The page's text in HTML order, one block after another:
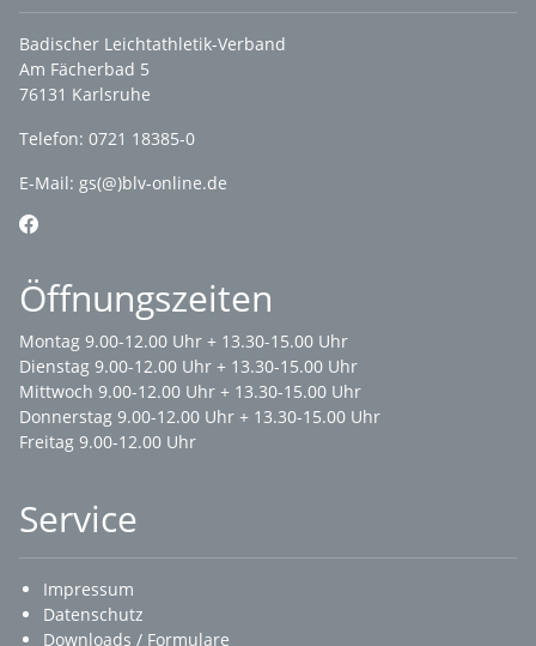
Badischer Leichtathletik-Verband
Am Fächerbad 5
76131 Karlsruhe
Telefon: 0721 18385-0
E-Mail: gs(@)blv-online.de
Öffnungszeiten
Montag 9.00-12.00 Uhr + 13.30-15.00 Uhr
Dienstag 9.00-12.00 Uhr + 13.30-15.00 Uhr
Mittwoch 9.00-12.00 Uhr + 13.30-15.00 Uhr
Donnerstag 9.00-12.00 Uhr + 13.30-15.00 Uhr
Freitag 9.00-12.00 Uhr
Service
Impressum
Datenschutz
Downloads / Formulare